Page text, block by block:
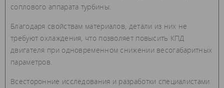
соплового аппарата турбины.
Благодаря свойствам материалов, детали из них не
требуют охлаждения, что позволяет повысить КПД
двигателя при одновременном снижении весогабаритных
параметров.
Всесторонние исследования и разработки специалистами